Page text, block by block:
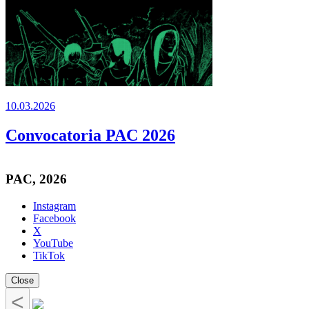
10.03.2026
Convocatoria PAC 2026
PAC, 2026
Instagram
Facebook
X
YouTube
TikTok
Close
<